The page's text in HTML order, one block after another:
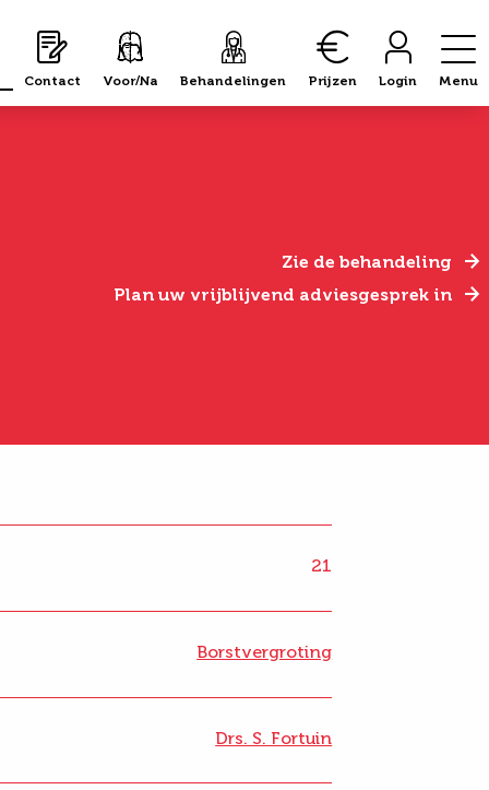
Contact Voor/Na Behandelingen Prijzen Login Menu
Zie de behandeling
Plan uw vrijblijvend adviesgesprek in
21
Borstvergroting
Drs. S. Fortuin